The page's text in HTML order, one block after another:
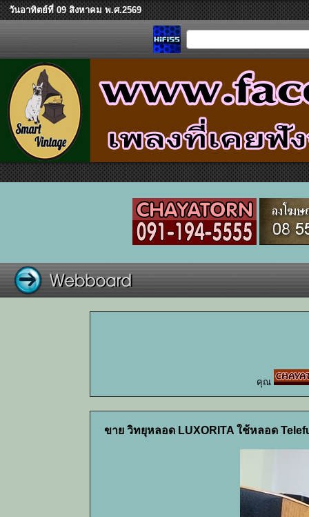
วันอาทิตย์ที่ 09 สิงหาคม พ.ศ.2569
คุณ
ขาย วิทยุหลอด LUXORITA ใช้หลอด